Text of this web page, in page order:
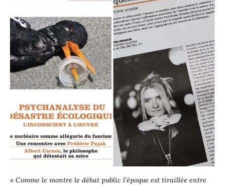
« Comme le montre le débat public l’époque est tiraillée entre